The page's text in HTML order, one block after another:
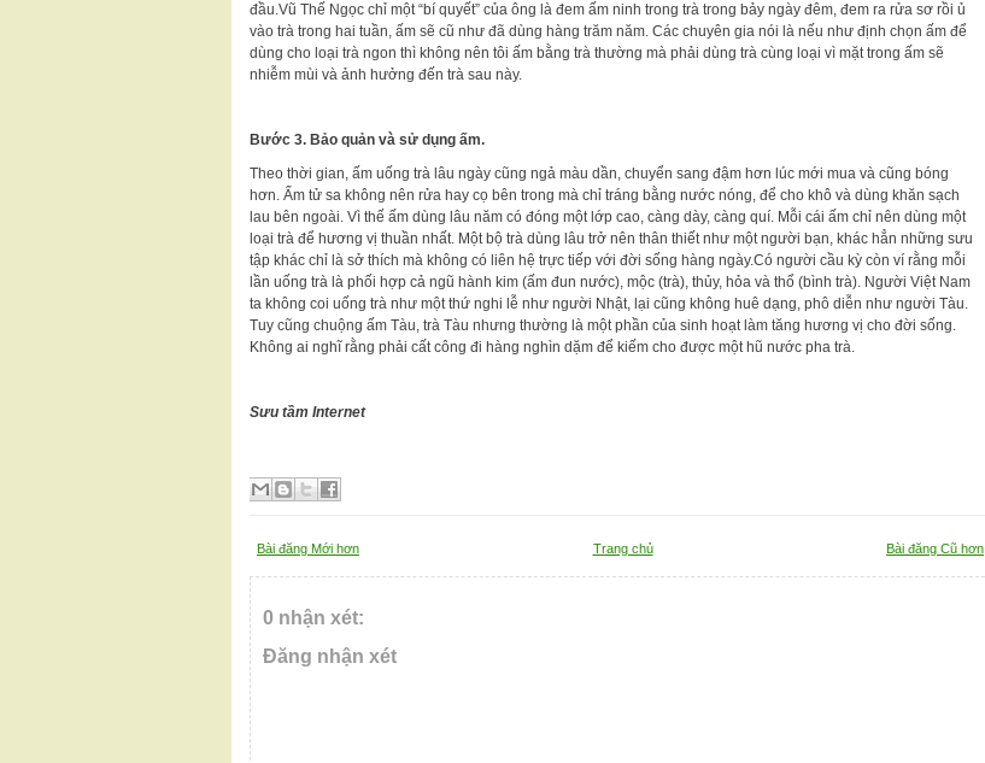
đầu.Vũ Thế Ngọc chỉ một “bí quyết” của ông là đem ấm ninh trong trà trong bảy ngày đêm, đem ra rửa sơ rồi ủ
vào trà trong hai tuần, ấm sẽ cũ như đã dùng hàng trăm năm. Các chuyên gia nói là nếu như định chọn ấm để
dùng cho loại trà ngon thì không nên tôi ấm bằng trà thường mà phải dùng trà cùng loại vì mặt trong ấm sẽ
nhiễm mùi và ảnh hưởng đến trà sau này.
Bước 3. Bảo quản và sử dụng ấm.
Theo thời gian, ấm uống trà lâu ngày cũng ngả màu dần, chuyển sang đậm hơn lúc mới mua và cũng bóng
hơn. Ấm tử sa không nên rửa hay cọ bên trong mà chỉ tráng bằng nước nóng, để cho khô và dùng khăn sạch
lau bên ngoài. Vì thế ấm dùng lâu năm có đóng một lớp cao, càng dày, càng quí. Mỗi cái ấm chỉ nên dùng một
loại trà để hương vị thuần nhất. Một bộ trà dùng lâu trở nên thân thiết như một người bạn, khác hẳn những sưu
tập khác chỉ là sở thích mà không có liên hệ trực tiếp với đời sống hàng ngày.Có người cầu kỳ còn ví rằng mỗi
lần uống trà là phối hợp cả ngũ hành kim (ấm đun nước), mộc (trà), thủy, hỏa và thổ (bình trà). Người Việt Nam
ta không coi uống trà như một thứ nghi lễ như người Nhật, lại cũng không huê dạng, phô diễn như người Tàu.
Tuy cũng chuộng ấm Tàu, trà Tàu nhưng thường là một phần của sinh hoạt làm tăng hương vị cho đời sống.
Không ai nghĩ rằng phải cất công đi hàng nghìn dặm để kiếm cho được một hũ nước pha trà.
Sưu tầm Internet
Bài đăng Mới hơn Bài đăng Cũ hơn
Trang chủ
0 nhận xét:
Đăng nhận xét